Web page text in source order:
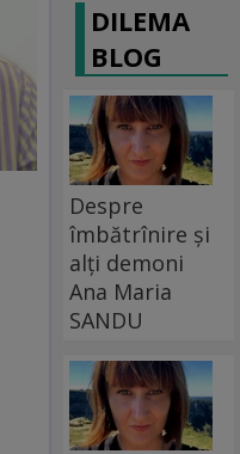
DILEMA
BLOG
Despre
îmbătrînire și
alți demoni
Ana Maria
SANDU